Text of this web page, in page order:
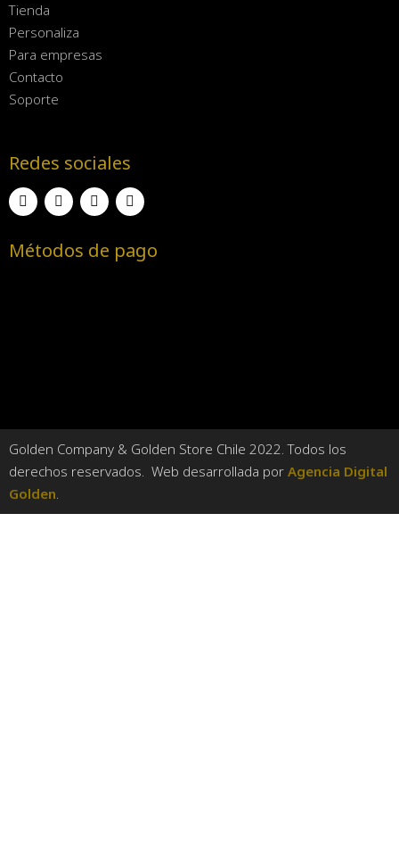
Tienda
Personaliza
Para empresas
Contacto
Soporte
Redes sociales
Métodos de pago
Golden Company & Golden Store Chile 2022. Todos los
derechos reservados. Web desarrollada por Agencia Digital
Golden.